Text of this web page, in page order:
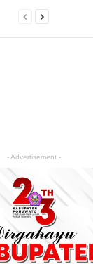
- Advertisement -